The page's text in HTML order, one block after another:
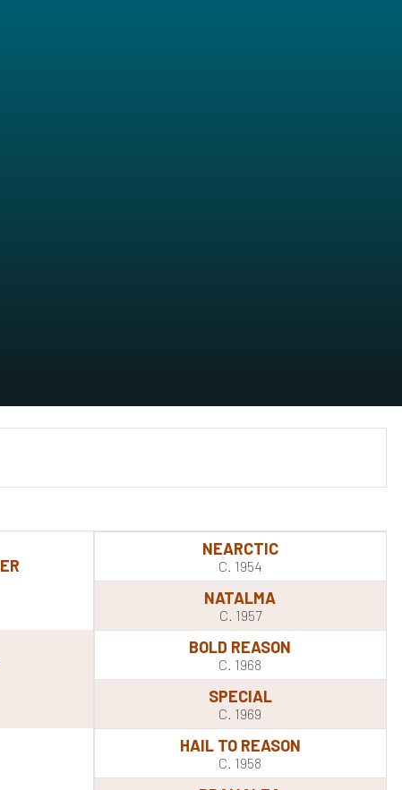
NEARCTIC
C. 1954
NATALMA
C. 1957
BOLD REASON
C. 1968
SPECIAL
C. 1969
HAIL TO REASON
C. 1958